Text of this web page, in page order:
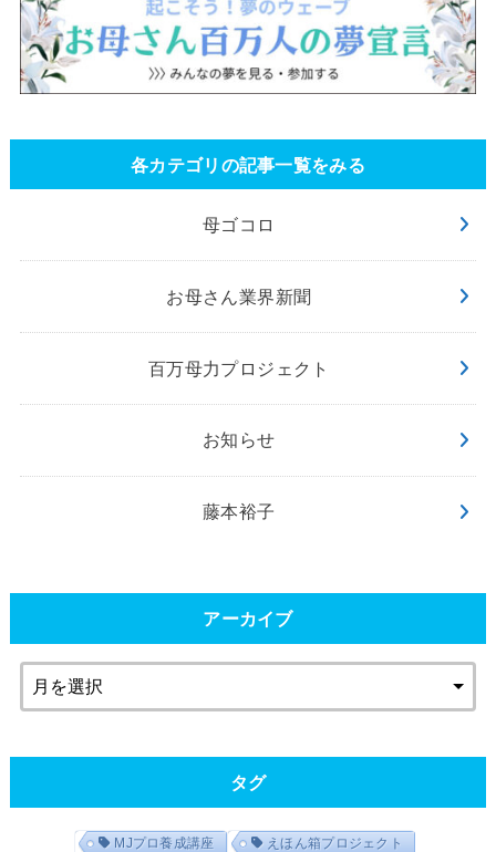
各カテゴリの記事一覧をみる
母ゴコロ
お母さん業界新聞
百万母力プロジェクト
お知らせ
藤本裕子
アーカイブ
タグ
MJプロ養成講座 えほん箱プロジェクト